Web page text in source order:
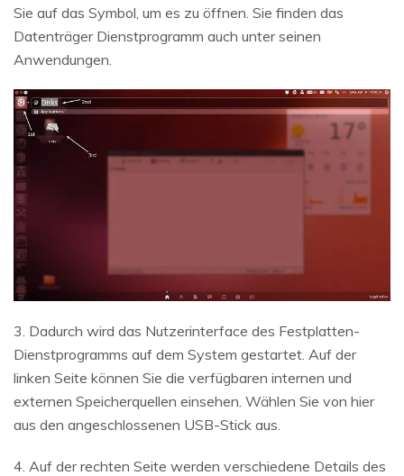
Sie auf das Symbol, um es zu öffnen. Sie finden das
Datenträger Dienstprogramm auch unter seinen
Anwendungen.
3. Dadurch wird das Nutzerinterface des Festplatten-
Dienstprogramms auf dem System gestartet. Auf der
linken Seite können Sie die verfügbaren internen und
externen Speicherquellen einsehen. Wählen Sie von hier
aus den angeschlossenen USB-Stick aus.
4. Auf der rechten Seite werden verschiedene Details des